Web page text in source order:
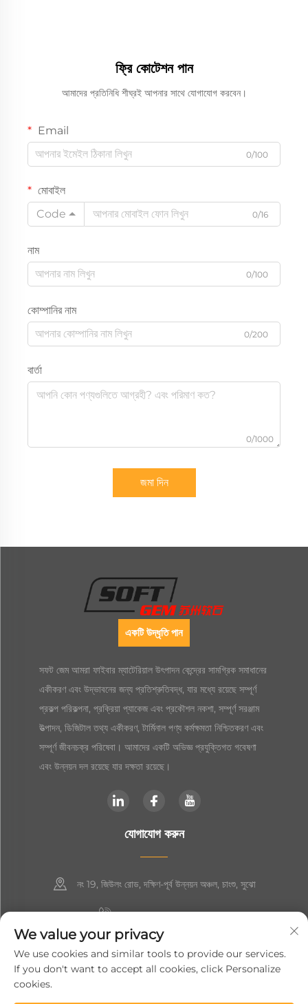
ফ্রি কোটেশন পান
আমাদের প্রতিনিধি শীঘ্রই আপনার সাথে যোগাযোগ করবেন।
Email
0/100
মোবাইল
Code
0/16
নাম
0/100
কোম্পানির নাম
0/200
বার্তা
0/1000
জমা দিন
একটি উদ্ধৃতি পান
সফট জেম আমরা ফাইবার ম্যাটেরিয়াল উৎপাদন কেন্দ্রের সামগ্রিক সমাধানের
একীকরণ এবং উদ্ভাবনের জন্য প্রতিশ্রুতিবদ্ধ, যার মধ্যে রয়েছে সম্পূর্ণ
প্রকল্প পরিকল্পনা, প্রক্রিয়া প্যাকেজ এবং প্রকৌশল নকশা, সম্পূর্ণ সরঞ্জাম
উত্পাদন, ডিজিটাল তথ্য একীকরণ, টার্মিনাল পণ্য কর্মক্ষমতা নিশ্চিতকরণ এবং
সম্পূর্ণ জীবনচক্র পরিষেবা। আমাদের একটি অভিজ্ঞ প্রযুক্তিগত গবেষণা
এবং উন্নয়ন দল রয়েছে যার দক্ষতা রয়েছে।
যোগাযোগ করুন
নং 19, জিউলং রোড, দক্ষিণ-পূর্ব উন্নয়ন অঞ্চল, চাংশু, সুঝো
+86-19906239903
[email protected]
+86-13852981437
We value your privacy
We use cookies and similar tools to provide our services.
If you don't want to accept all cookies, click Personalize
cookies.